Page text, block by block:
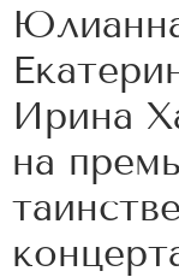
Ирина
на